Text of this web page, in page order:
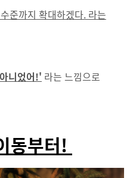
준까지 확대하겠다. 라는
니었어!' 라는 느낌으로
동부터!